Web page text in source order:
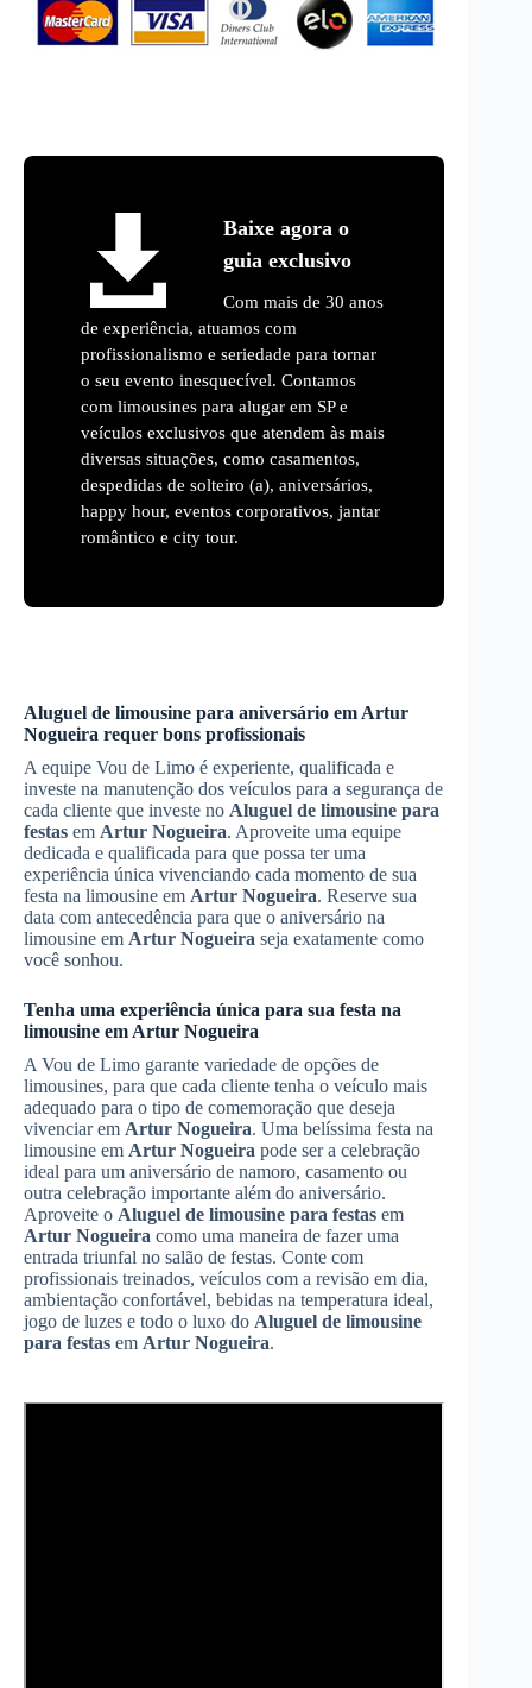
Baixe agora o
guia exclusivo
Com mais de 30 anos
de experiência, atuamos com
profissionalismo e seriedade para tornar
o seu evento inesquecível. Contamos
com limousines para alugar em SP e
veículos exclusivos que atendem às mais
diversas situações, como casamentos,
despedidas de solteiro (a), aniversários,
happy hour, eventos corporativos, jantar
romântico e city tour.
Aluguel de limousine para aniversário em Artur
Nogueira requer bons profissionais
A equipe Vou de Limo é experiente, qualificada e
investe na manutenção dos veículos para a segurança de
cada cliente que investe no Aluguel de limousine para
festas em Artur Nogueira. Aproveite uma equipe
dedicada e qualificada para que possa ter uma
experiência única vivenciando cada momento de sua
festa na limousine em Artur Nogueira. Reserve sua
data com antecedência para que o aniversário na
limousine em Artur Nogueira seja exatamente como
você sonhou.
Tenha uma experiência única para sua festa na
limousine em Artur Nogueira
A Vou de Limo garante variedade de opções de
limousines, para que cada cliente tenha o veículo mais
adequado para o tipo de comemoração que deseja
vivenciar em Artur Nogueira. Uma belíssima festa na
limousine em Artur Nogueira pode ser a celebração
ideal para um aniversário de namoro, casamento ou
outra celebração importante além do aniversário.
Aproveite o Aluguel de limousine para festas em
Artur Nogueira como uma maneira de fazer uma
entrada triunfal no salão de festas. Conte com
profissionais treinados, veículos com a revisão em dia,
ambientação confortável, bebidas na temperatura ideal,
jogo de luzes e todo o luxo do Aluguel de limousine
para festas em Artur Nogueira.